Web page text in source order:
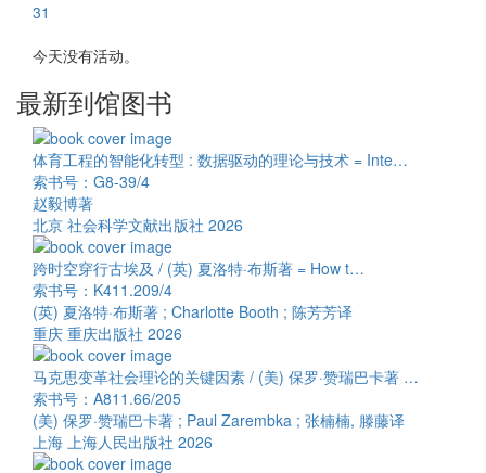
31
今天没有活动。
最新到馆图书
体育工程的智能化转型 : 数据驱动的理论与技术 = Inte…
索书号：G8-39/4
赵毅博著
北京 社会科学文献出版社 2026
跨时空穿行古埃及 / (英) 夏洛特·布斯著 = How t…
索书号：K411.209/4
(英) 夏洛特·布斯著 ; Charlotte Booth ; 陈芳芳译
重庆 重庆出版社 2026
马克思变革社会理论的关键因素 / (美) 保罗·赞瑞巴卡著 …
索书号：A811.66/205
(美) 保罗·赞瑞巴卡著 ; Paul Zarembka ; 张楠楠, 滕藤译
上海 上海人民出版社 2026